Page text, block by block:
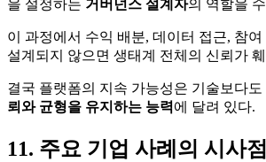
을 설정하는 거버넌스 설계자의 역할을
이 과정에서 수익 배분, 데이터 접근, 참여
설계되지 않으면 생태계 전체의 신뢰가
결국 플랫폼의 지속 가능성은 기술보다도
뢰와 균형을 유지하는 능력에 달려 있다.
11. 주요 기업 사례의 시사점